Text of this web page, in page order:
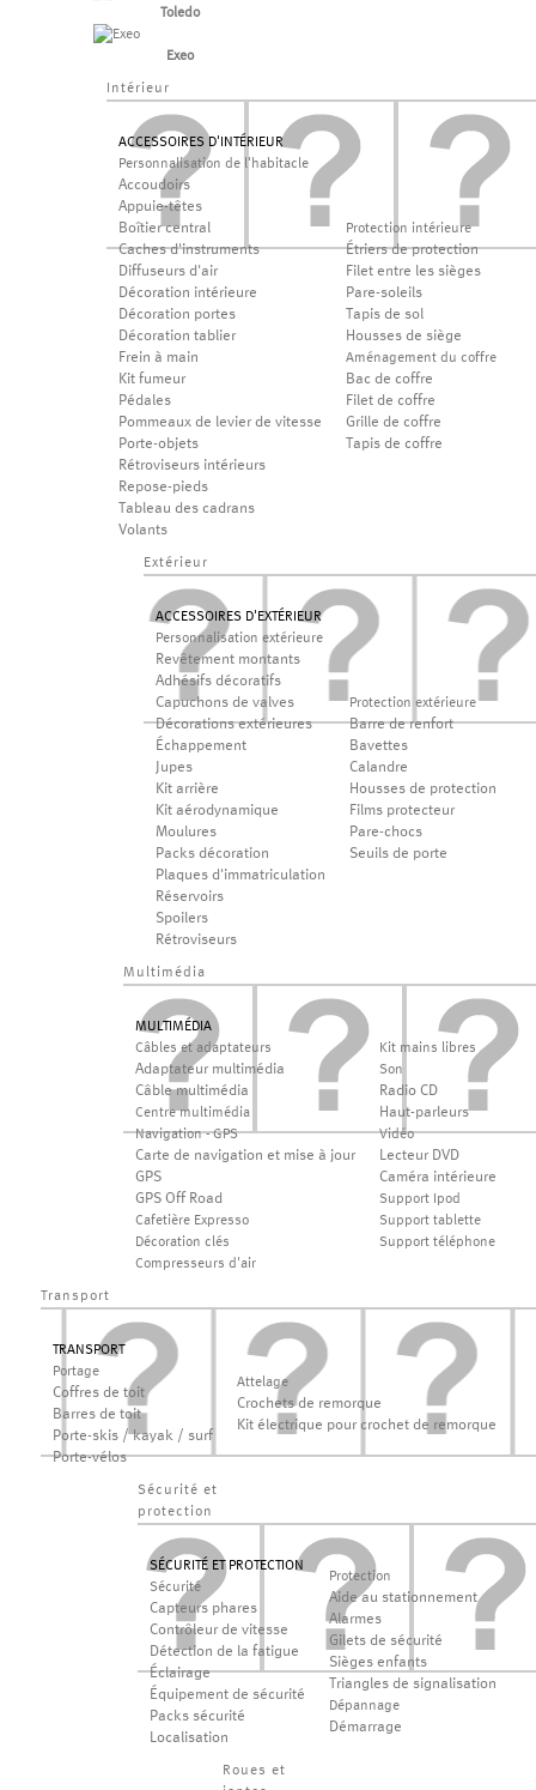
Toledo
Exeo
Intérieur
ACCESSOIRES D'INTÉRIEUR
Personnalisation de l'habitacle
Accoudoirs
Appuie-têtes
Boîtier central
Caches d'instruments
Diffuseurs d'air
Décoration intérieure
Décoration portes
Décoration tablier
Frein à main
Kit fumeur
Pédales
Pommeaux de levier de vitesse
Porte-objets
Rétroviseurs intérieurs
Repose-pieds
Tableau des cadrans
Volants
Protection intérieure
Étriers de protection
Filet entre les sièges
Pare-soleils
Tapis de sol
Housses de siège
Aménagement du coffre
Bac de coffre
Filet de coffre
Grille de coffre
Tapis de coffre
Extérieur
ACCESSOIRES D'EXTÉRIEUR
Personnalisation extérieure
Revêtement montants
Adhésifs décoratifs
Capuchons de valves
Décorations extérieures
Échappement
Jupes
Kit arrière
Kit aérodynamique
Moulures
Packs décoration
Plaques d'immatriculation
Réservoirs
Spoilers
Rétroviseurs
Protection extérieure
Barre de renfort
Bavettes
Calandre
Housses de protection
Films protecteur
Pare-chocs
Seuils de porte
Multimédia
MULTIMÉDIA
Câbles et adaptateurs
Adaptateur multimédia
Câble multimédia
Centre multimédia
Navigation - GPS
Carte de navigation et mise à jour
GPS
GPS Off Road
Cafetière Expresso
Décoration clés
Compresseurs d'air
Kit mains libres
Son
Radio CD
Haut-parleurs
Vidéo
Lecteur DVD
Caméra intérieure
Support Ipod
Support tablette
Support téléphone
Transport
TRANSPORT
Portage
Coffres de toit
Barres de toit
Porte-skis / kayak / surf
Porte-vélos
Attelage
Crochets de remorque
Kit électrique pour crochet de remorque
Sécurité et
protection
SÉCURITÉ ET PROTECTION
Sécurité
Capteurs phares
Contrôleur de vitesse
Détection de la fatigue
Éclairage
Équipement de sécurité
Packs sécurité
Localisation
Protection
Aide au stationnement
Alarmes
Gilets de sécurité
Sièges enfants
Triangles de signalisation
Dépannage
Démarrage
Roues et